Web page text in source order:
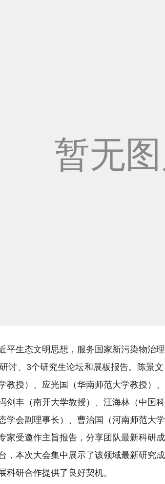
平生态文明思想，服务国家新污染物治
讨、3个研究生论坛和展板报告。陈景
教授）、应光国（华南师范大学教授）
剑丰（南开大学教授）、汪海林（中国
学会副理事长）、曹治国（河南师范大
家受邀作主旨报告，分享团队最新科研
，本次大会集中展示了该领域最新研究
科研合作提供了良好契机。